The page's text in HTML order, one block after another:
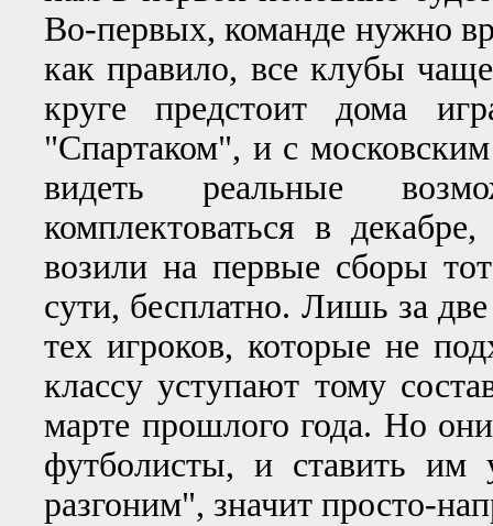
Во-первых, команде нужно
как правило, все клубы
круге предстоит дома
"Спартаком", и с
видеть реальные
комплектоваться в
возили на первые сборы
сути, бесплатно. Лишь за
тех игроков, которые не
классу уступают тому
марте прошлого года. Но
футболисты, и ставить им
разгоним", значит просто-